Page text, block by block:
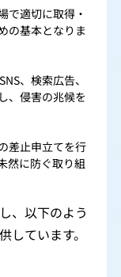
適切に取得・
の基本となりま
、検索広告、
、侵害の兆候を
差止申立てを行
然に防ぐ取り組
、以下のよう
ています。